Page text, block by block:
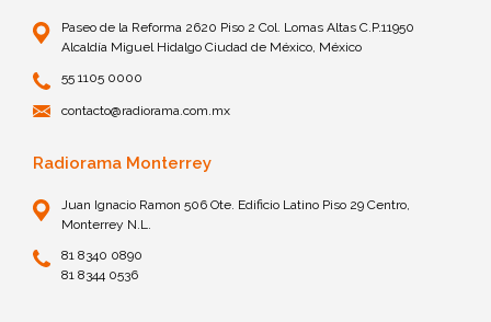
Paseo de la Reforma 2620 Piso 2 Col. Lomas Altas C.P.11950
Alcaldía Miguel Hidalgo Ciudad de México, México
55 1105 0000
contacto@radiorama.com.mx
Radiorama Monterrey
Juan Ignacio Ramon 506 Ote. Edificio Latino Piso 29 Centro,
Monterrey N.L.
81 8340 0890
81 8344 0536